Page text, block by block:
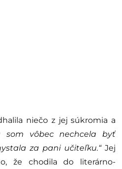
niečo z jej súkromia a
som vôbec nechcela byť
za pani učiteľku.“Jej
že chodila do literárno-